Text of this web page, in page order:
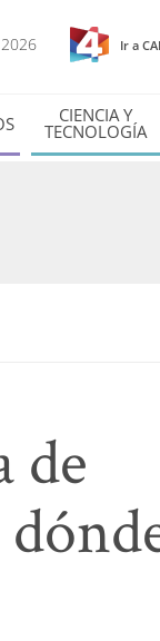
2026 Ir a
CIENCIA Y
TECNOLOGÍA
de